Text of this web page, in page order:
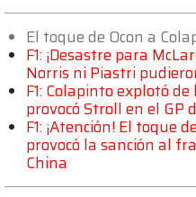
El toque de Ocon a
F1: ¡Desastre para
Norris ni Piastri
F1: Colapinto explotó
provocó Stroll en el GP
F1: ¡Atención! El toque
provocó la sanción al
China